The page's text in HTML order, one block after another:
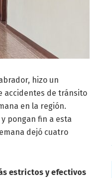
hizo un
accidentes de tránsito
en la región.
pongan fin a esta
dejó cuatro
estrictos y efectivos